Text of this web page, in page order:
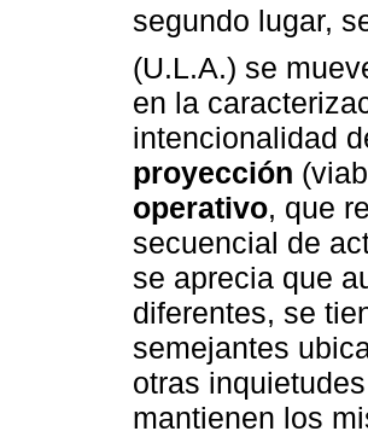
segundo lugar,
(U.L.A.) se
en la
intencionalidad
proyección
operativo, que
secuencial de
se aprecia que
diferentes, se
semejantes
otras
mantienen los